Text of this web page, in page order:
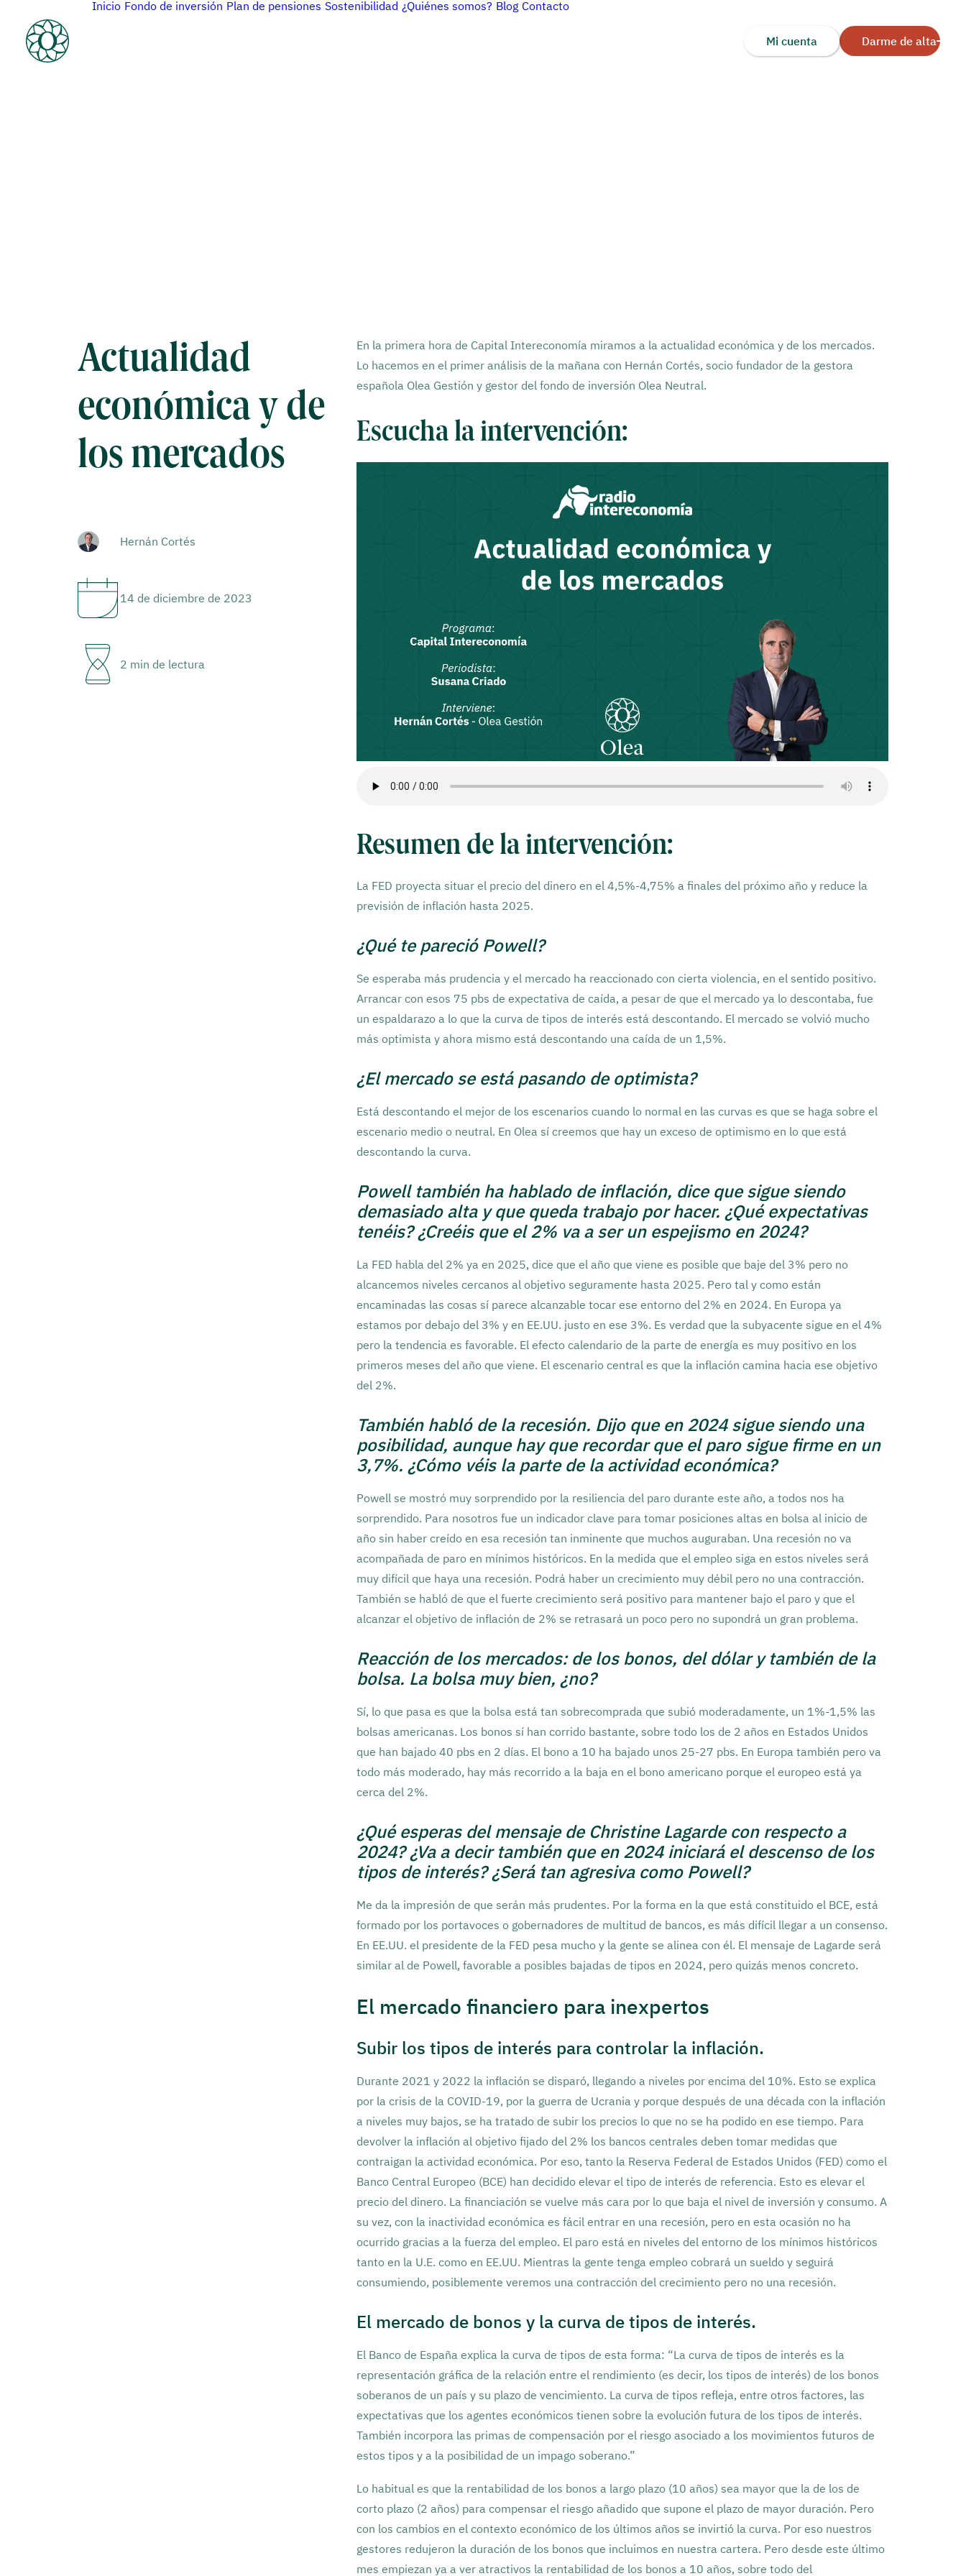
Inicio Fondo de inversión Plan de pensiones Sostenibilidad ¿Quiénes somos? Blog Contacto
Darme de alta
Mi cuenta
Actualidad
económica y de
los mercados
Hernán Cortés
14 de diciembre de 2023
2 min de lectura
En la primera hora de Capital Intereconomía miramos a la actualidad económica y de los mercados.
Lo hacemos en el primer análisis de la mañana con Hernán Cortés, socio fundador de la gestora
española Olea Gestión y gestor del fondo de inversión Olea Neutral.
Escucha la intervención:
Resumen de la intervención:
La FED proyecta situar el precio del dinero en el 4,5%-4,75% a finales del próximo año y reduce la
previsión de inflación hasta 2025.
¿Qué te pareció Powell?
Se esperaba más prudencia y el mercado ha reaccionado con cierta violencia, en el sentido positivo.
Arrancar con esos 75 pbs de expectativa de caída, a pesar de que el mercado ya lo descontaba, fue
un espaldarazo a lo que la curva de tipos de interés está descontando. El mercado se volvió mucho
más optimista y ahora mismo está descontando una caída de un 1,5%.
¿El mercado se está pasando de optimista?
Está descontando el mejor de los escenarios cuando lo normal en las curvas es que se haga sobre el
escenario medio o neutral. En Olea sí creemos que hay un exceso de optimismo en lo que está
descontando la curva.
Powell también ha hablado de inflación, dice que sigue siendo
demasiado alta y que queda trabajo por hacer. ¿Qué expectativas
tenéis? ¿Creéis que el 2% va a ser un espejismo en 2024?
La FED habla del 2% ya en 2025, dice que el año que viene es posible que baje del 3% pero no
alcancemos niveles cercanos al objetivo seguramente hasta 2025. Pero tal y como están
encaminadas las cosas sí parece alcanzable tocar ese entorno del 2% en 2024. En Europa ya
estamos por debajo del 3% y en EE.UU. justo en ese 3%. Es verdad que la subyacente sigue en el 4%
pero la tendencia es favorable. El efecto calendario de la parte de energía es muy positivo en los
primeros meses del año que viene. El escenario central es que la inflación camina hacia ese objetivo
del 2%.
También habló de la recesión. Dijo que en 2024 sigue siendo una
posibilidad, aunque hay que recordar que el paro sigue firme en un
3,7%. ¿Cómo véis la parte de la actividad económica?
Powell se mostró muy sorprendido por la resiliencia del paro durante este año, a todos nos ha
sorprendido. Para nosotros fue un indicador clave para tomar posiciones altas en bolsa al inicio de
año sin haber creído en esa recesión tan inminente que muchos auguraban. Una recesión no va
acompañada de paro en mínimos históricos. En la medida que el empleo siga en estos niveles será
muy difícil que haya una recesión. Podrá haber un crecimiento muy débil pero no una contracción.
También se habló de que el fuerte crecimiento será positivo para mantener bajo el paro y que el
alcanzar el objetivo de inflación de 2% se retrasará un poco pero no supondrá un gran problema.
Reacción de los mercados: de los bonos, del dólar y también de la
bolsa. La bolsa muy bien, ¿no?
Sí, lo que pasa es que la bolsa está tan sobrecomprada que subió moderadamente, un 1%-1,5% las
bolsas americanas. Los bonos sí han corrido bastante, sobre todo los de 2 años en Estados Unidos
que han bajado 40 pbs en 2 días. El bono a 10 ha bajado unos 25-27 pbs. En Europa también pero va
todo más moderado, hay más recorrido a la baja en el bono americano porque el europeo está ya
cerca del 2%.
¿Qué esperas del mensaje de Christine Lagarde con respecto a
2024? ¿Va a decir también que en 2024 iniciará el descenso de los
tipos de interés? ¿Será tan agresiva como Powell?
Me da la impresión de que serán más prudentes. Por la forma en la que está constituido el BCE, está
formado por los portavoces o gobernadores de multitud de bancos, es más difícil llegar a un consenso.
En EE.UU. el presidente de la FED pesa mucho y la gente se alinea con él. El mensaje de Lagarde será
similar al de Powell, favorable a posibles bajadas de tipos en 2024, pero quizás menos concreto.
El mercado financiero para inexpertos
Subir los tipos de interés para controlar la inflación.
Durante 2021 y 2022 la inflación se disparó, llegando a niveles por encima del 10%. Esto se explica
por la crisis de la COVID-19, por la guerra de Ucrania y porque después de una década con la inflación
a niveles muy bajos, se ha tratado de subir los precios lo que no se ha podido en ese tiempo. Para
devolver la inflación al objetivo fijado del 2% los bancos centrales deben tomar medidas que
contraigan la actividad económica. Por eso, tanto la Reserva Federal de Estados Unidos (FED) como el
Banco Central Europeo (BCE) han decidido elevar el tipo de interés de referencia. Esto es elevar el
precio del dinero. La financiación se vuelve más cara por lo que baja el nivel de inversión y consumo. A
su vez, con la inactividad económica es fácil entrar en una recesión, pero en esta ocasión no ha
ocurrido gracias a la fuerza del empleo. El paro está en niveles del entorno de los mínimos históricos
tanto en la U.E. como en EE.UU. Mientras la gente tenga empleo cobrará un sueldo y seguirá
consumiendo, posiblemente veremos una contracción del crecimiento pero no una recesión.
El mercado de bonos y la curva de tipos de interés.
El Banco de España explica la curva de tipos de esta forma: “La curva de tipos de interés es la
representación gráfica de la relación entre el rendimiento (es decir, los tipos de interés) de los bonos
soberanos de un país y su plazo de vencimiento. La curva de tipos refleja, entre otros factores, las
expectativas que los agentes económicos tienen sobre la evolución futura de los tipos de interés.
También incorpora las primas de compensación por el riesgo asociado a los movimientos futuros de
estos tipos y a la posibilidad de un impago soberano.”
Lo habitual es que la rentabilidad de los bonos a largo plazo (10 años) sea mayor que la de los de
corto plazo (2 años) para compensar el riesgo añadido que supone el plazo de mayor duración. Pero
con los cambios en el contexto económico de los últimos años se invirtió la curva. Por eso nuestros
gestores redujeron la duración de los bonos que incluimos en nuestra cartera. Pero desde este último
mes empiezan ya a ver atractivos la rentabilidad de los bonos a 10 años, sobre todo del